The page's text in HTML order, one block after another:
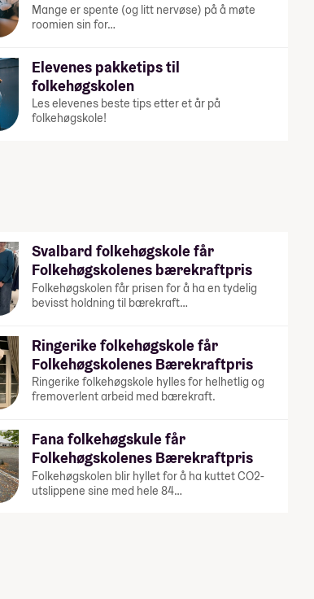
Mange er spente (og litt nervøse) på å møte
roomien sin for…
Elevenes pakketips til
folkehøgskolen
Les elevenes beste tips etter et år på
folkehøgskole!
Svalbard folkehøgskole får
Folkehøgskolenes bærekraftpris
Folkehøgskolen får prisen for å ha en tydelig
bevisst holdning til bærekraft…
Ringerike folkehøgskole får
Folkehøgskolenes Bærekraftpris
Ringerike folkehøgskole hylles for helhetlig og
fremoverlent arbeid med bærekraft.
Fana folkehøgskule får
Folkehøgskolenes Bærekraftpris
Folkehøgskolen blir hyllet for å ha kuttet CO2-
utslippene sine med hele 84…